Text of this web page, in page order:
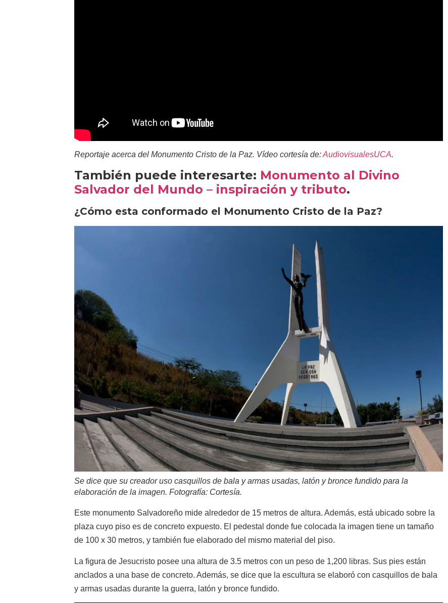
Reportaje acerca del Monumento Cristo de la Paz. Vídeo cortesía de:AudiovisualesUCA.
También puede interesarte: Monumento al Divino
Salvador del Mundo – inspiración y tributo.
¿Cómo esta conformado el Monumento Cristo de la Paz?
Se dice que su creador uso casquillos de bala y armas usadas, latón y bronce fundido para la
elaboración de la imagen. Fotografía: Cortesía.
Este monumento Salvadoreño mide alrededor de 15 metros de altura. Además, está ubicado sobre la
plaza cuyo piso es de concreto expuesto. El pedestal donde fue colocada la imagen tiene un tamaño
de 100 x 30 metros, y también fue elaborado del mismo material del piso.
La figura de Jesucristo posee una altura de 3.5 metros con un peso de 1,200 libras. Sus pies están
anclados a una base de concreto. Además, se dice que la escultura se elaboró con casquillos de bala
y armas usadas durante la guerra, latón y bronce fundido.